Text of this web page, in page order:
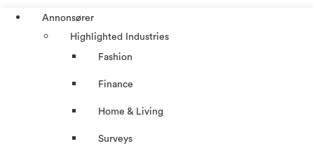
Annonsører
Highlighted Industries
Fashion
Finance
Home & Living
Surveys